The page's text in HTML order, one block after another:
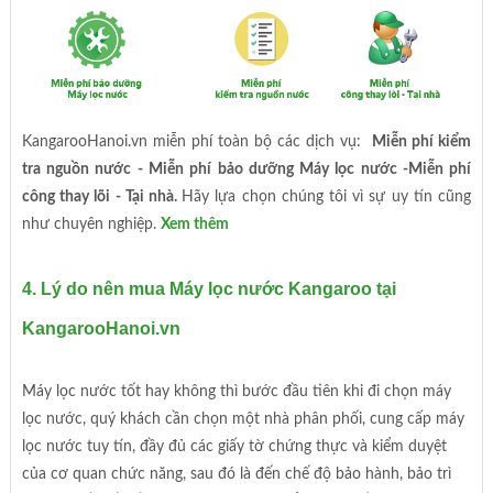
KangarooHanoi.vn miễn phí toàn bộ các dịch vụ:
Miễn phí kiểm
tra nguồn nước - Miễn phí bảo dưỡng Máy lọc nước -Miễn phí
công thay lõi - Tại nhà. Hãy lựa chọn chúng tôi vì sự uy tín cũng
như chuyên nghiệp. Xem thêm
4. Lý do nên mua Máy lọc nước Kangaroo tại
KangarooHanoi.vn
Máy lọc nước tốt hay không thì bước đầu tiên khi đi chọn máy
lọc nước, quý khách cần chọn một nhà phân phối, cung cấp máy
lọc nước tuy tín, đầy đủ các giấy tờ chứng thực và kiểm duyệt
của cơ quan chức năng, sau đó là đến chế độ bảo hành, bảo trì